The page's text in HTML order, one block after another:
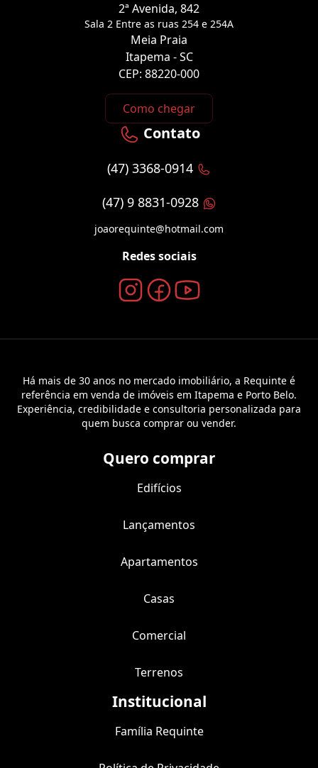
2ª Avenida, 842
Sala 2 Entre as ruas 254 e 254A
Meia Praia
Itapema - SC
CEP: 88220-000
Como chegar
Contato
(47) 3368-0914
(47) 9 8831-0928
joaorequinte@hotmail.com
Redes sociais
Há mais de 30 anos no mercado imobiliário, a Requinte é
referência em venda de imóveis em Itapema e Porto Belo.
Experiência, credibilidade e consultoria personalizada para
quem busca comprar ou vender.
Quero comprar
Edifícios
Lançamentos
Apartamentos
Casas
Comercial
Terrenos
Institucional
Família Requinte